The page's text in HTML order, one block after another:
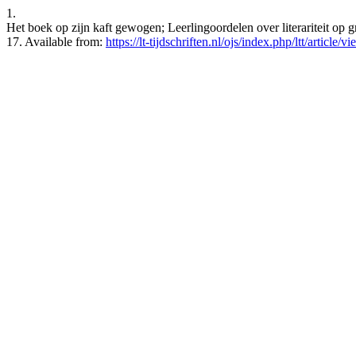
1.
Het boek op zijn kaft gewogen; Leerlingoordelen over literariteit
17. Available from: https://lt-tijdschriften.nl/ojs/index.php/ltt/article/